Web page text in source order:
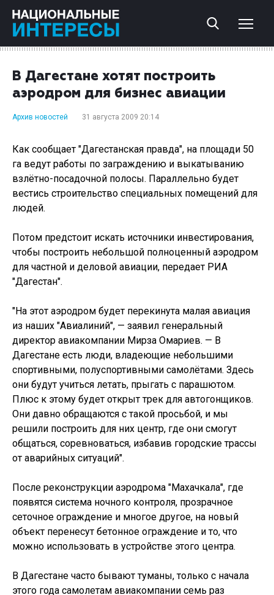
В Дагестане хотят построить
аэродром для бизнес авиации
Архив новостей 31 августа 2009 20:14
Как сообщает "Дагестанская правда", на площади 50
га ведут работы по заграждению и выкатыванию
взлётно-посадочной полосы. Параллельно будет
вестись строительство специальных помещений для
людей.
Потом предстоит искать источники инвестирования,
чтобы построить небольшой полноценный аэродром
для частной и деловой авиации, передает РИА
"Дагестан".
"На этот аэродром будет перекинута малая авиация
из наших "Авиалиний", — заявил генеральный
директор авиакомпании Мирза Омариев. — В
Дагестане есть люди, владеющие небольшими
спортивными, полуспортивными самолётами. Здесь
они будут учиться летать, прыгать с парашютом.
Плюс к этому будет открыт трек для автогонщиков.
Они давно обращаются с такой просьбой, и мы
решили построить для них центр, где они смогут
общаться, соревноваться, избавив городские трассы
от аварийных ситуаций".
После реконструкции аэродрома "Махачкала", где
появятся система ночного контроля, прозрачное
сеточное ограждение и многое другое, на новый
объект перенесут бетонное ограждение и то, что
можно использовать в устройстве этого центра.
В Дагестане часто бывают туманы, только с начала
этого года самолетам авиакомпании семь раз